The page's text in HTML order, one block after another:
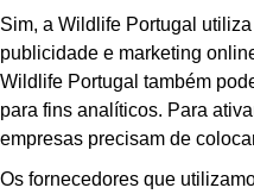
Sim, a Wildlife Portugal
publicidade e marketing
Wildlife Portugal também
para fins analíticos. Para
empresas precisam de
Os fornecedores que